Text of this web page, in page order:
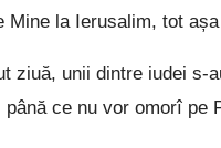
Mine la Ierusalim, tot
ziuă, unii dintre iudei s-
până ce nu vor omorî pe